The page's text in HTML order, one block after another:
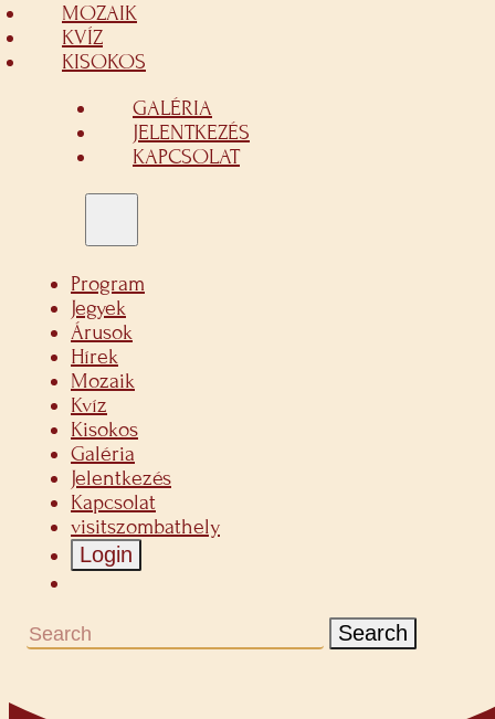
MOZAIK
KVÍZ
KISOKOS
GALÉRIA
JELENTKEZÉS
KAPCSOLAT
Program
Jegyek
Árusok
Hírek
Mozaik
Kvíz
Kisokos
Galéria
Jelentkezés
Kapcsolat
visitszombathely
Login
Search